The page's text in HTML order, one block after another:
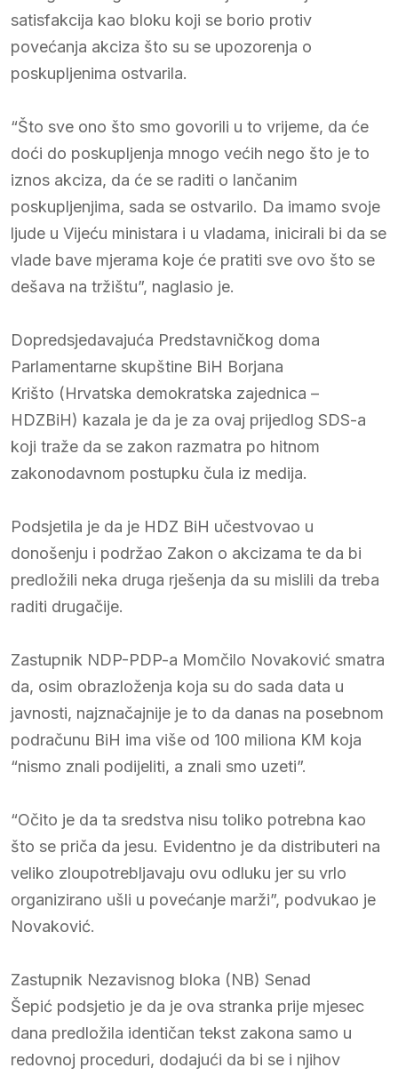
satisfakcija kao bloku koji se borio protiv
povećanja akciza što su se upozorenja o
poskupljenima ostvarila.
“Što sve ono što smo govorili u to vrijeme, da će
doći do poskupljenja mnogo većih nego što je to
iznos akciza, da će se raditi o lančanim
poskupljenjima, sada se ostvarilo. Da imamo svoje
ljude u Vijeću ministara i u vladama, inicirali bi da se
vlade bave mjerama koje će pratiti sve ovo što se
dešava na tržištu”, naglasio je.
Dopredsjedavajuća Predstavničkog doma
Parlamentarne skupštine BiH Borjana
Krišto (Hrvatska demokratska zajednica –
HDZBiH) kazala je da je za ovaj prijedlog SDS-a
koji traže da se zakon razmatra po hitnom
zakonodavnom postupku čula iz medija.
Podsjetila je da je HDZ BiH učestvovao u
donošenju i podržao Zakon o akcizama te da bi
predložili neka druga rješenja da su mislili da treba
raditi drugačije.
Zastupnik NDP-PDP-a Momčilo Novaković smatra
da, osim obrazloženja koja su do sada data u
javnosti, najznačajnije je to da danas na posebnom
podračunu BiH ima više od 100 miliona KM koja
“nismo znali podijeliti, a znali smo uzeti”.
“Očito je da ta sredstva nisu toliko potrebna kao
što se priča da jesu. Evidentno je da distributeri na
veliko zloupotrebljavaju ovu odluku jer su vrlo
organizirano ušli u povećanje marži”, podvukao je
Novaković.
Zastupnik Nezavisnog bloka (NB) Senad
Šepić podsjetio je da je ova stranka prije mjesec
dana predložila identičan tekst zakona samo u
redovnoj proceduri, dodajući da bi se i njihov